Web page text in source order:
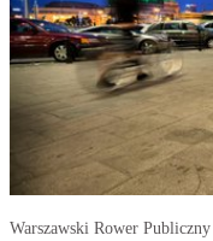
Warszawski Rower